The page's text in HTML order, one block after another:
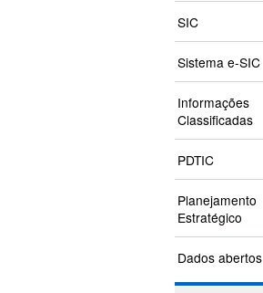
SIC
Sistema e-SIC
Informações
Classificadas
PDTIC
Planejamento
Estratégico
Dados abertos